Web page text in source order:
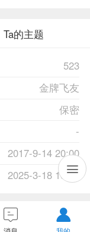
Ta的主题
523
金牌飞友
保密
-
2017-9-14 20:00
2025-3-18 16:36